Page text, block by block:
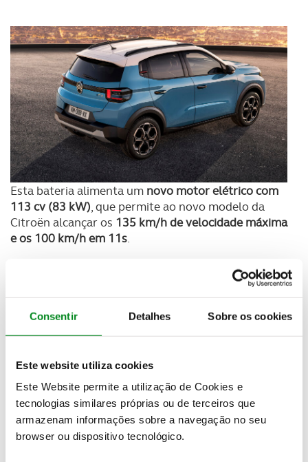
Consentir Detalhes Sobre os cookies
Este website utiliza cookies
Este Website permite a utilização de Cookies e
tecnologias similares próprias ou de terceiros que
armazenam informações sobre a navegação no seu
browser ou dispositivo tecnológico.
Esta bateria alimenta um novo motor elétrico com
113 cv (83 kW), que permite ao novo modelo da
Citroën alcançar os 135 km/h de velocidade máxima
e os 100 km/h em 11s.
Com uma gama particularmente simplificada, o
Citroën ë-C3 conta apenas com duas versões: You e
Max. A primeira custa23 300 euros, mas abdica de
equipamentos como o ecrã central de 10’’ ou os
vidros elétricos traseiros.